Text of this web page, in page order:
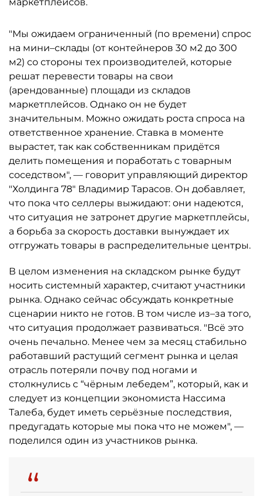
"Мы ожидаем ограниченный (по времени) спрос
на мини–склады (от контейнеров 30 м2 до 300
м2) со стороны тех производителей, которые
решат перевести товары на свои
(арендованные) площади из складов
маркетплейсов. Однако он не будет
значительным. Можно ожидать роста спроса на
ответственное хранение. Ставка в моменте
вырастет, так как собственникам придётся
делить помещения и поработать с товарным
соседством", — говорит управляющий директор
"Холдинга 78" Владимир Тарасов. Он добавляет,
что пока что селлеры выжидают: они надеются,
что ситуация не затронет другие маркетплейсы,
а борьба за скорость доставки вынуждает их
отгружать товары в распределительные центры.
В целом изменения на складском рынке будут
носить системный характер, считают участники
рынка. Однако сейчас обсуждать конкретные
сценарии никто не готов. В том числе из–за того,
что ситуация продолжает развиваться. "Всё это
очень печально. Менее чем за месяц стабильно
работавший растущий сегмент рынка и целая
отрасль потеряли почву под ногами и
столкнулись с “чёрным лебедем”, который, как и
следует из концепции экономиста Нассима
Талеба, будет иметь серьёзные последствия,
предугадать которые мы пока что не можем", —
поделился один из участников рынка.
“